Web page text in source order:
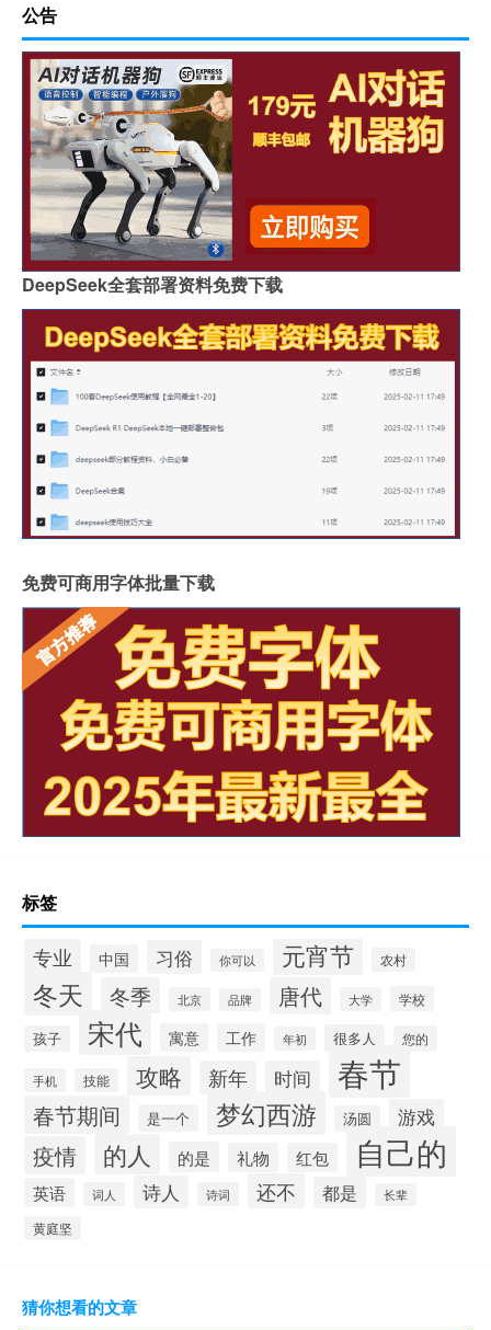
公告
DeepSeek全套部署资料免费下载
免费可商用字体批量下载
标签
专业 中国 习俗 你可以 元宵节 农村
冬天 冬季 北京 品牌 唐代 大学 学校
孩子 宋代 寓意 工作 年初 很多人 您的
手机 技能 攻略 新年 时间 春节
春节期间 是一个 梦幻西游 汤圆 游戏
疫情 的人 的是 礼物 红包 自己的
英语 词人 诗人 诗词 还不 都是 长辈
黄庭坚
猜你想看的文章